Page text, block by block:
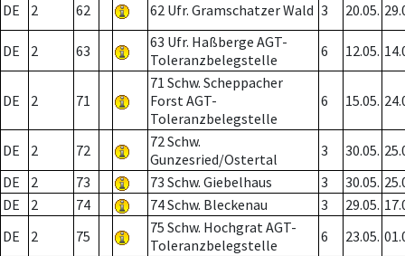
DE
2 62 62 Ufr. Gramschatzer Wald 3 20.05.
DE 2 63
63 Ufr. Haßberge AGT-
Toleranzbelegstelle
6 12.05.
DE 2 71
71 Schw. Scheppacher
Forst AGT-
Toleranzbelegstelle
6 15.05.
DE 2 72
72 Schw.
Gunzesried/Ostertal
3 30.05.
DE
2 73 73 Schw. Giebelhaus 3 30.05.
DE
2 74 74 Schw. Bleckenau 3 29.05.
DE
2 75
75 Schw. Hochgrat AGT-
Toleranzbelegstelle
6 23.05.